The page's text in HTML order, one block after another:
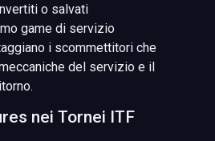
o salvati
game di servizio
i scommettitori che
del servizio e il
nei Tornei ITF